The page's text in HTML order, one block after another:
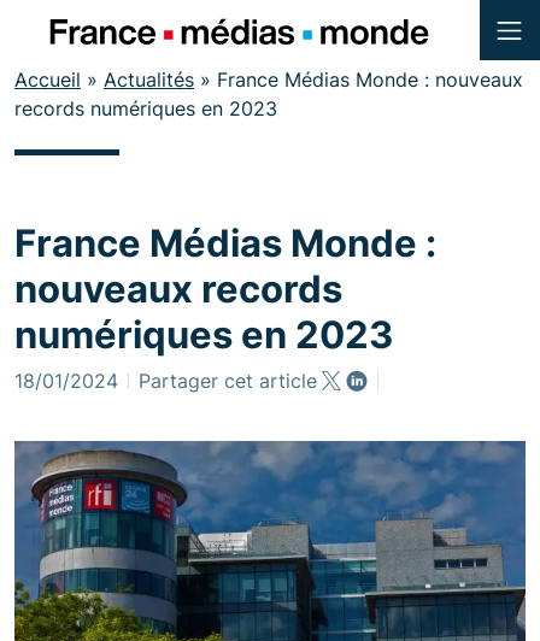
Menu
Contenu
Pied de page
Accueil » Actualités » France Médias Monde : nouveaux
records numériques en 2023
France Médias Monde :
nouveaux records
numériques en 2023
18/01/2024 Partager cet article